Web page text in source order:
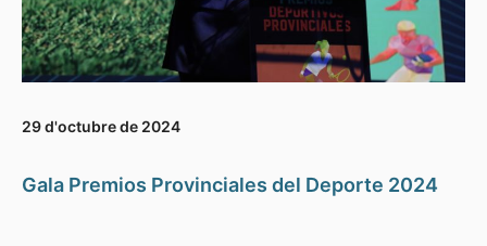
29 d'octubre de 2024
Gala Premios Provinciales del Deporte 2024